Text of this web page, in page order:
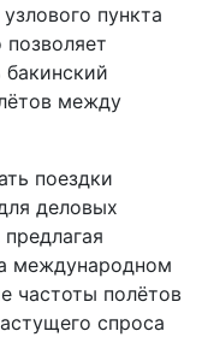
пункта
бакинский
между
поездки
деловых
международном
частоты полётов
спроса